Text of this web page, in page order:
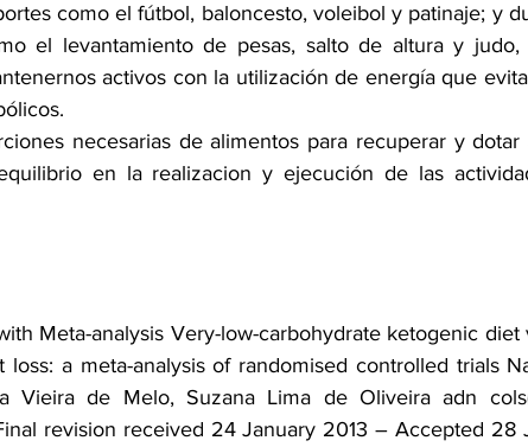
como el fútbol, baloncesto, voleibol y patinaje; y
el levantamiento de pesas, salto de altura y judo,
activos con la utilización de energía que
necesarias de alimentos para recuperar y dotar
en la realizacion y ejecución de las
Meta-analysis Very-low-carbohydrate ketogenic diet
a meta-analysis of randomised controlled trials
Vieira de Melo, Suzana Lima de Oliveira adn
revision received 24 January 2013 – Accepted 28